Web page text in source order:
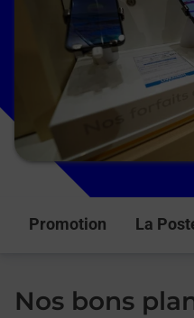
Promotion La
Nos bons